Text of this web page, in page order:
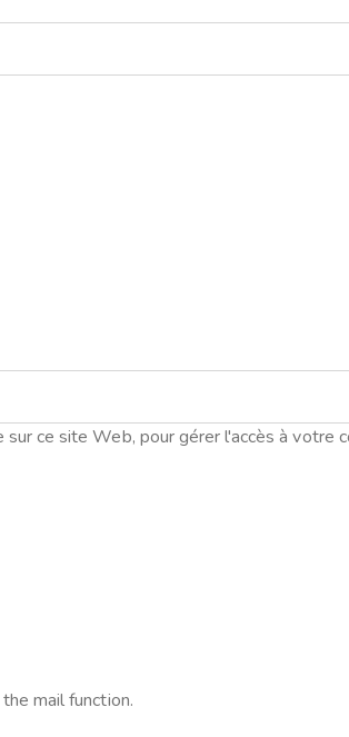
ce site Web, pour gérer l'accès à votre
mail function.